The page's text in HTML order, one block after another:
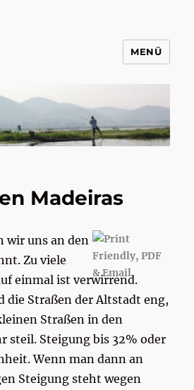
MENÜ
Madeiras
wir uns an den
Zu viele
einmal ist verwirrend.
die Straßen der Altstadt eng,
Straßen in den
steil. Steigung bis 32% oder
Wenn man dann an
Steigung steht wegen